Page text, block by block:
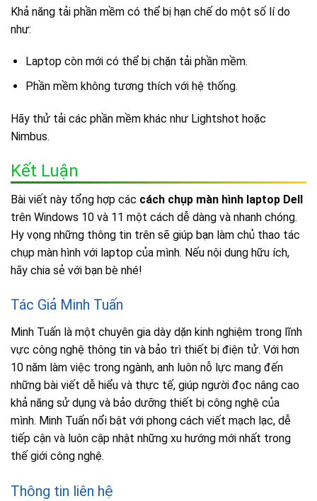
Khả năng tải phần mềm có thể bị hạn chế do một số lí do
như:
Laptop còn mới có thể bị chặn tải phần mềm.
Phần mềm không tương thích với hệ thống.
Hãy thử tải các phần mềm khác như Lightshot hoặc
Nimbus.
Kết Luận
Bài viết này tổng hợp các cách chụp màn hình laptop Dell
trên Windows 10 và 11 một cách dễ dàng và nhanh chóng.
Hy vọng những thông tin trên sẽ giúp bạn làm chủ thao tác
chụp màn hình với laptop của mình. Nếu nội dung hữu ích,
hãy chia sẻ với bạn bè nhé!
Tác Giả Minh Tuấn
Minh Tuấn là một chuyên gia dày dặn kinh nghiệm trong lĩnh
vực công nghệ thông tin và bảo trì thiết bị điện tử. Với hơn
10 năm làm việc trong ngành, anh luôn nỗ lực mang đến
những bài viết dễ hiểu và thực tế, giúp người đọc nâng cao
khả năng sử dụng và bảo dưỡng thiết bị công nghệ của
mình. Minh Tuấn nổi bật với phong cách viết mạch lạc, dễ
tiếp cận và luôn cập nhật những xu hướng mới nhất trong
thế giới công nghệ.
Thông tin liên hệ